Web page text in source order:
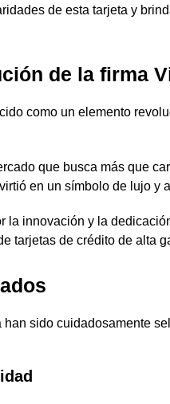
de esta tarjeta y
de la firma
como un elemento
que busca más que
en un símbolo de lujo y
la innovación y la
tarjetas de crédito de alta
han sido cuidadosamente